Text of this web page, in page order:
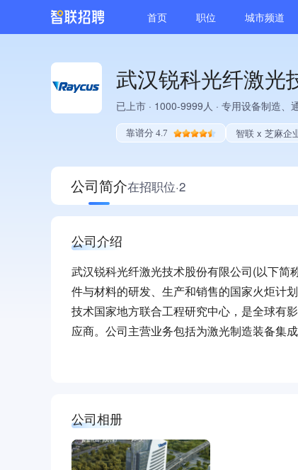
首页 职位 城市频道
武汉锐科光纤激光
已上市 · 1000-9999人 · 专用设备制造、
靠谱分 4.7 智联 x 芝麻企
公司简介在招职位·2
公司介绍
武汉锐科光纤激光技术股份有限公司(以下简
件与材料的研发、生产和销售的国家火炬计
技术国家地方联合工程研究中心，是全球有
应商。公司主营业务包括为激光制造装备集
公司相册